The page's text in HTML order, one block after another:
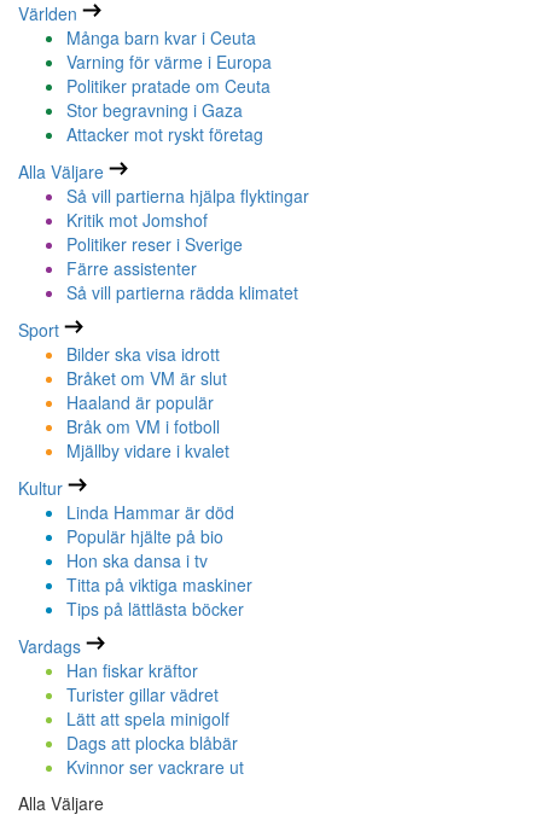
Världen
Många barn kvar i Ceuta
Varning för värme i Europa
Politiker pratade om Ceuta
Stor begravning i Gaza
Attacker mot ryskt företag
Alla Väljare
Så vill partierna hjälpa flyktingar
Kritik mot Jomshof
Politiker reser i Sverige
Färre assistenter
Så vill partierna rädda klimatet
Sport
Bilder ska visa idrott
Bråket om VM är slut
Haaland är populär
Bråk om VM i fotboll
Mjällby vidare i kvalet
Kultur
Linda Hammar är död
Populär hjälte på bio
Hon ska dansa i tv
Titta på viktiga maskiner
Tips på lättlästa böcker
Vardags
Han fiskar kräftor
Turister gillar vädret
Lätt att spela minigolf
Dags att plocka blåbär
Kvinnor ser vackrare ut
Alla Väljare